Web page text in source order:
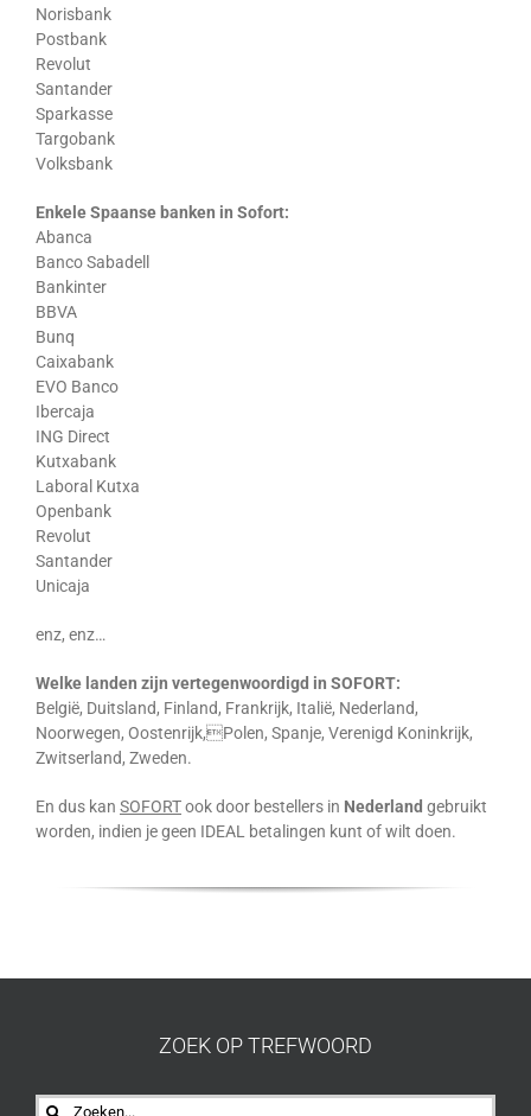
Norisbank
Postbank
Revolut
Santander
Sparkasse
Targobank
Volksbank
Enkele Spaanse banken in Sofort:
Abanca
Banco Sabadell
Bankinter
BBVA
Bunq
Caixabank
EVO Banco
Ibercaja
ING Direct
Kutxabank
Laboral Kutxa
Openbank
Revolut
Santander
Unicaja
enz, enz…
Welke landen zijn vertegenwoordigd in SOFORT:
België, Duitsland, Finland, Frankrijk, Italië, Nederland,
Noorwegen, Oostenrijk,Polen, Spanje, Verenigd Koninkrijk,
Zwitserland, Zweden.
En dus kan SOFORTook door bestellers in Nederland gebruikt
worden, indien je geen IDEAL betalingen kunt of wilt doen.
ZOEK OP TREFWOORD
Zoeken